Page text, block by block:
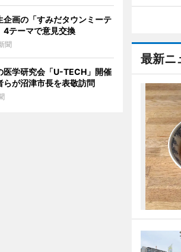
最新ニ
企画の「すみだタウンミーテ
テーマで意見交換
聞
医学研究会「U-TECH」開催
が沼津市長を表敬訪問